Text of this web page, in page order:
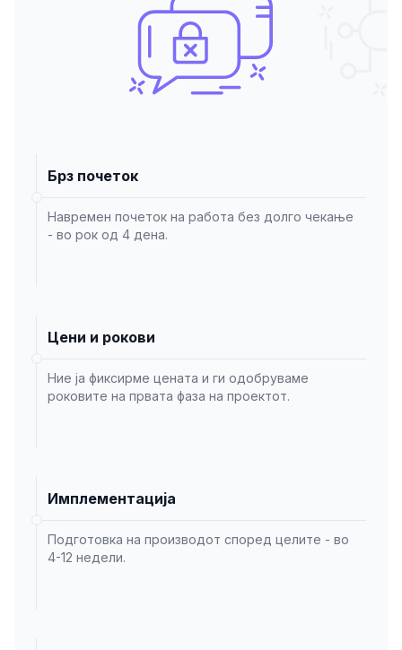
Брз почеток
Навремен почеток на работа без долго чекање
- во рок од 4 дена.
Цени и рокови
Ние ја фиксирме цената и ги одобруваме
роковите на првата фаза на проектот.
Имплементација
Подготовка на производот според целите - во
4-12 недели.